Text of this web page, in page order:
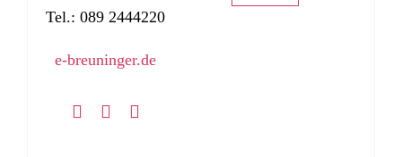
Tel.: 089 2444220
e-breuninger.de